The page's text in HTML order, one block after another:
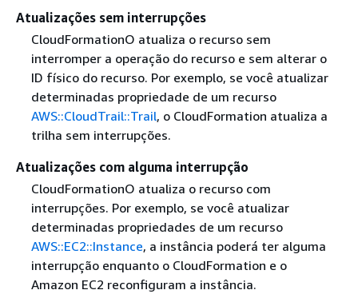
Atualizações sem interrupções
CloudFormationO atualiza o recurso sem
interromper a operação do recurso e sem alterar o
ID físico do recurso. Por exemplo, se você atualizar
determinadas propriedade de um recurso
AWS::CloudTrail::Trail, o CloudFormation atualiza a
trilha sem interrupções.
Atualizações com alguma interrupção
CloudFormationO atualiza o recurso com
interrupções. Por exemplo, se você atualizar
determinadas propriedades de um recurso
AWS::EC2::Instance, a instância poderá ter alguma
interrupção enquanto o CloudFormation e o
Amazon EC2 reconfiguram a instância.